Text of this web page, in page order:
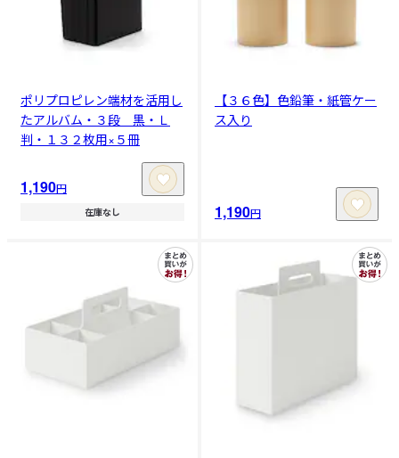
ポリプロピレン端材を活用し
たアルバム・３段 黒・Ｌ
判・１３２枚用×５冊
1,190円
在庫なし
【３６色】色鉛筆・紙管ケー
ス入り
1,190円